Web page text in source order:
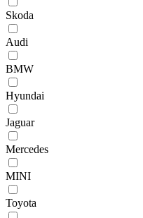
Skoda
Audi
BMW
Hyundai
Jaguar
Mercedes
MINI
Toyota